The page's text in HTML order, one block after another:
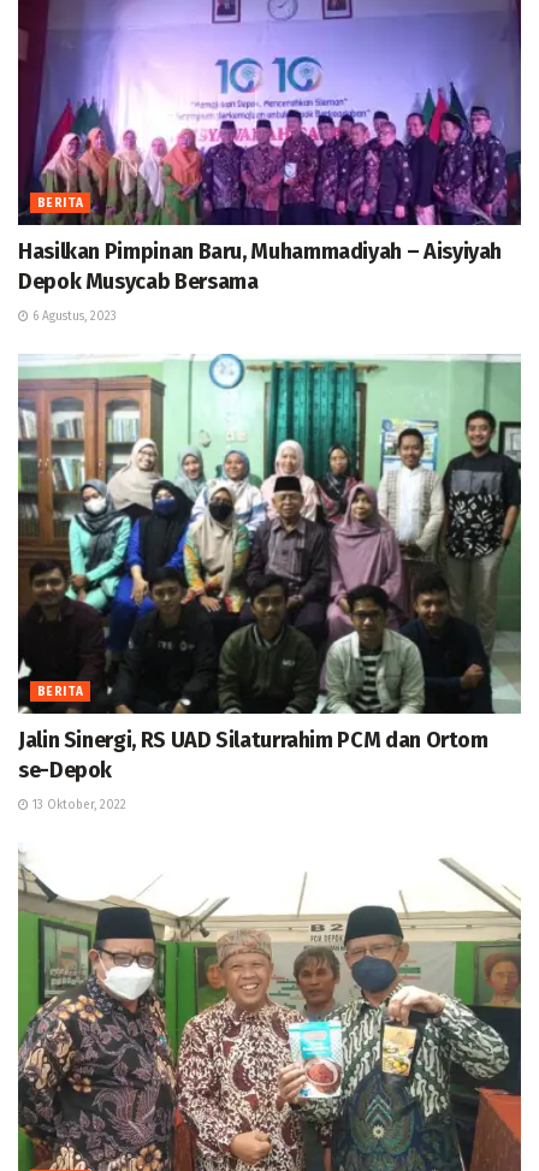
BERITA
Hasilkan Pimpinan Baru, Muhammadiyah – Aisyiyah
Depok Musycab Bersama
6 Agustus, 2023
BERITA
Jalin Sinergi, RS UAD Silaturrahim PCM dan Ortom
se-Depok
13 Oktober, 2022